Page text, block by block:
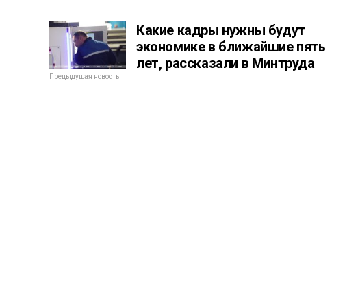
Какие кадры нужны будут
экономике в ближайшие пять
лет, рассказали в Минтруда
Предыдущая новость